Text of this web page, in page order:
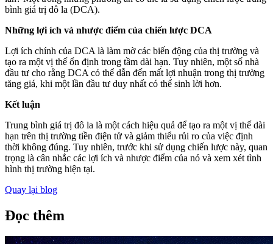
bình giá trị đô la (DCA).
Những lợi ích và nhược điểm của chiến lược DCA
Lợi ích chính của DCA là làm mờ các biến động của thị trường và
tạo ra một vị thế ổn định trong tầm dài hạn. Tuy nhiên, một số nhà
đầu tư cho rằng DCA có thể dẫn đến mất lợi nhuận trong thị trường
tăng giá, khi một lần đầu tư duy nhất có thể sinh lời hơn.
Kết luận
Trung bình giá trị đô la là một cách hiệu quả để tạo ra một vị thế dài
hạn trên thị trường tiền điện tử và giảm thiểu rủi ro của việc định
thời không đúng. Tuy nhiên, trước khi sử dụng chiến lược này, quan
trọng là cân nhắc các lợi ích và nhược điểm của nó và xem xét tình
hình thị trường hiện tại.
Quay lại blog
Đọc thêm